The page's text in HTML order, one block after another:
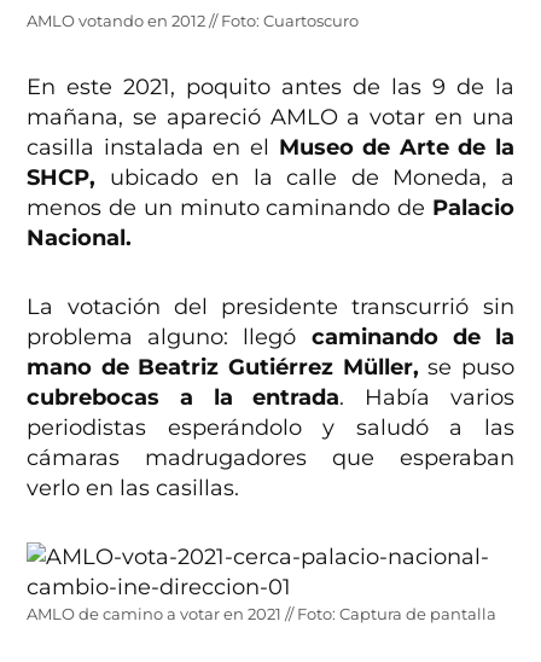
AMLO votando en 2012 // Foto: Cuartoscuro
En este 2021, poquito antes de las 9 de la
mañana, se apareció AMLO a votar en una
casilla instalada en el Museo de Arte de la
SHCP, ubicado en la calle de Moneda, a
menos de un minuto caminando de Palacio
Nacional.
La votación del presidente transcurrió sin
problema alguno: llegó caminando de la
mano de Beatriz Gutiérrez Müller, se puso
cubrebocas a la entrada. Había varios
periodistas esperándolo y saludó a las
cámaras madrugadores que esperaban
verlo en las casillas.
AMLO de camino a votar en 2021 // Foto: Captura de pantalla